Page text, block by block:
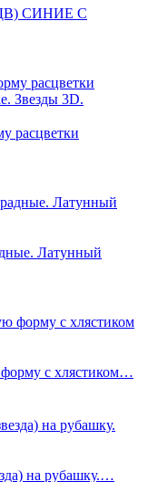
СИНИЕ С
расцветки
Латунный
с хлястиком…
на рубашку.…